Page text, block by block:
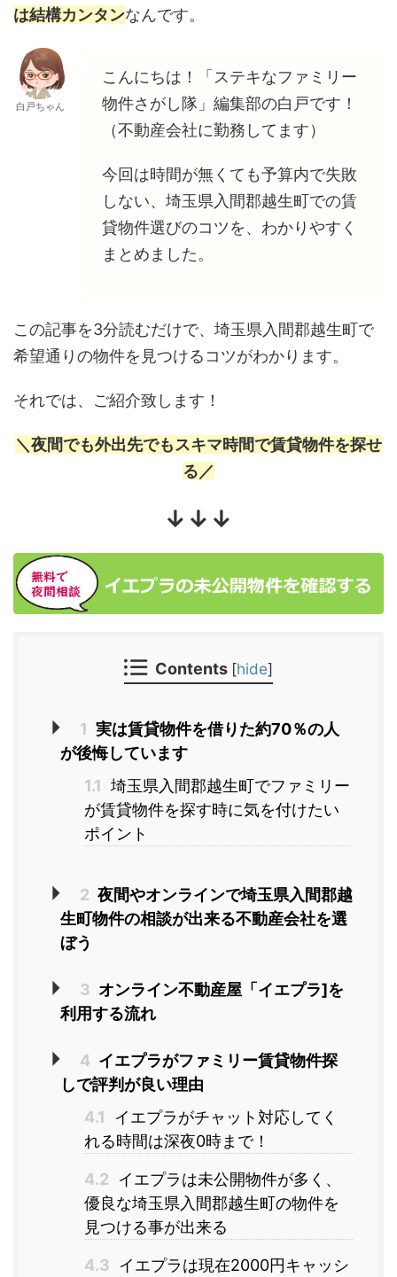
は結構カンタンなんです。
白戸ちゃん
こんにちは！「ステキなファミリー
物件さがし隊」編集部の白戸です！
（不動産会社に勤務してます）
今回は時間が無くても予算内で失敗
しない、埼玉県入間郡越生町での賃
貸物件選びのコツを、わかりやすく
まとめました。
この記事を3分読むだけで、埼玉県入間郡越生町で
希望通りの物件を見つけるコツがわかります。
それでは、ご紹介致します！
＼夜間でも外出先でもスキマ時間で賃貸物件を探せ
る／
↓↓↓
Contents [hide]
1 実は賃貸物件を借りた約70％の人
が後悔しています
1.1 埼玉県入間郡越生町でファミリー
が賃貸物件を探す時に気を付けたい
ポイント
2 夜間やオンラインで埼玉県入間郡越
生町物件の相談が出来る不動産会社を選
ぼう
3 オンライン不動産屋「イエプラ]を
利用する流れ
4 イエプラがファミリー賃貸物件探
しで評判が良い理由
4.1
イエプラがチャット対応してく
れる時間は深夜0時まで！
4.2
イエプラは未公開物件が多く、
優良な埼玉県入間郡越生町の物件を
見つける事が出来る
4.3
イエプラは現在2000円キャッシ